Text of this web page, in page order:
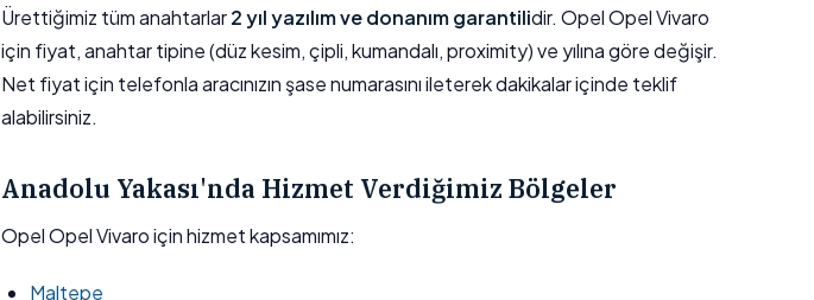
Ürettiğimiz tüm anahtarlar2 yıl yazılım ve donanım garantilidir. Opel Opel Vivaro
için fiyat, anahtar tipine (düz kesim, çipli, kumandalı, proximity) ve yılına göre değişir.
Net fiyat için telefonla aracınızın şase numarasını ileterek dakikalar içinde teklif
alabilirsiniz.
Anadolu Yakası'nda Hizmet Verdiğimiz Bölgeler
Opel Opel Vivaro için hizmet kapsamımız:
Maltepe